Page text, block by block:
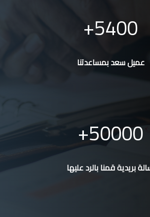
5400
عميل سعد بمساعدتنا
50000
بريدية قمنا بالرد عليها